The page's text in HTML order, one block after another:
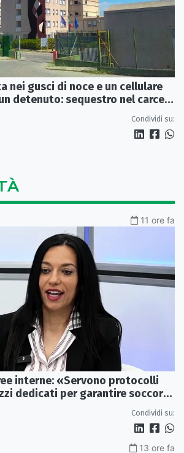
nei gusci di noce e un cellulare
detenuto: sequestro nel carcere
Condividi su:
11 ore fa
interne: «Servono protocolli
dedicati per garantire soccorsi
Condividi su:
13 ore fa